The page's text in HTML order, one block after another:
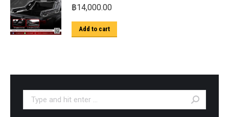
฿14,000.00
Add to cart
Search: